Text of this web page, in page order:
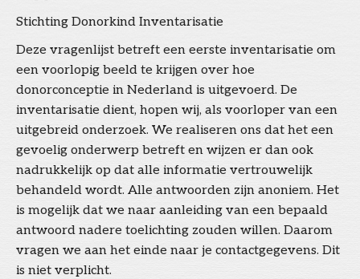
Stichting Donorkind Inventarisatie
Deze vragenlijst betreft een eerste inventarisatie om
een voorlopig beeld te krijgen over hoe
donorconceptie in Nederland is uitgevoerd. De
inventarisatie dient, hopen wij, als voorloper van een
uitgebreid onderzoek. We realiseren ons dat het een
gevoelig onderwerp betreft en wijzen er dan ook
nadrukkelijk op dat alle informatie vertrouwelijk
behandeld wordt. Alle antwoorden zijn anoniem. Het
is mogelijk dat we naar aanleiding van een bepaald
antwoord nadere toelichting zouden willen. Daarom
vragen we aan het einde naar je contactgegevens. Dit
is niet verplicht.